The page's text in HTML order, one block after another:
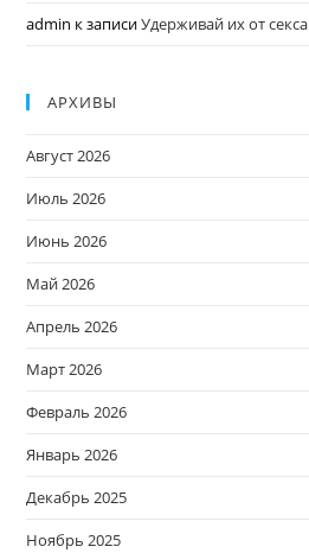
admin к записиУдерживай их от секса
АРХИВЫ
Август 2026
Июль 2026
Июнь 2026
Май 2026
Апрель 2026
Март 2026
Февраль 2026
Январь 2026
Декабрь 2025
Ноябрь 2025